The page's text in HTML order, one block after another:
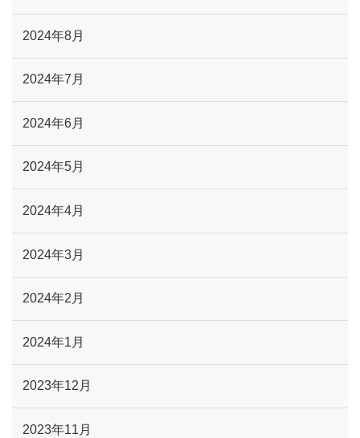
2024年8月
2024年7月
2024年6月
2024年5月
2024年4月
2024年3月
2024年2月
2024年1月
2023年12月
2023年11月